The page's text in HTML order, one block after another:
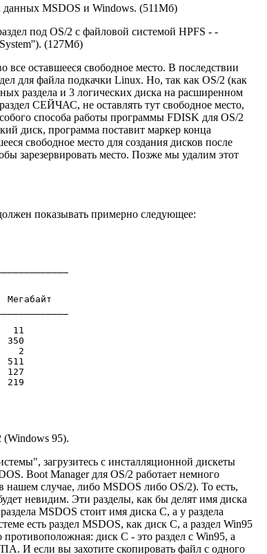
данных MSDOS и Windows. (511Мб)
под OS/2 с файловой системой HPFS - -
(127Мб)
оставшееся свободное место. В последствии
для файла подкачки Linux. Но, так как OS/2 (как
раздела и 3 логических диска на расширенном
СЕЙЧАС, не оставлять тут свободное место,
способа работы программы FDISK для OS/2
диск, программа поставит маркер конца
свободное место для создания дисков после
зарезервировать место. Позже мы удалим этот
показывать примерно следующее:
11
2
511
127
219
(Windows 95).
загрузитесь с инсталляционной дискеты
Boot Manager для OS/2 работает немного
случае, либо MSDOS либо OS/2). То есть,
невидим. Эти разделы, как бы делят имя диска
MSDOS стоит имя диска C, а у раздела
есть раздел MSDOS, как диск C, а раздел Win95
диск C - это раздел с Win95, а
если вы захотите скопировать файл с одного